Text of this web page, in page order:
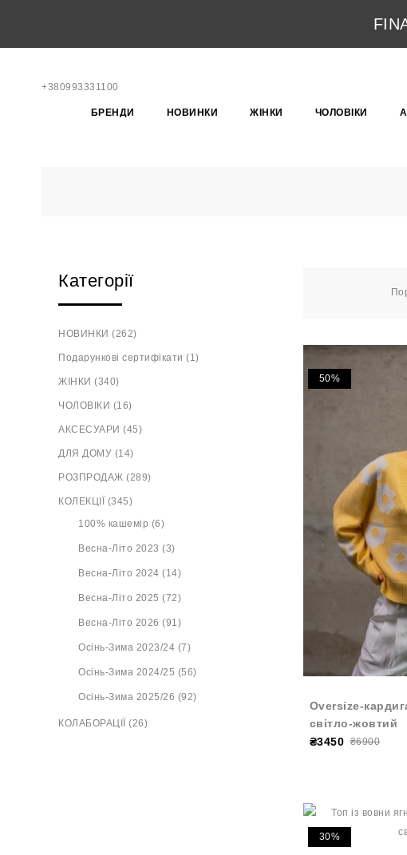
БРЕНДИ НОВИНКИ ЖІНКИ ЧОЛОВІКИ
+380993331100
Категорії
НОВИНКИ (262)
Подарункові сертифікати (1)
ЖІНКИ (340)
ЧОЛОВІКИ (16)
АКСЕСУАРИ (45)
ДЛЯ ДОМУ (14)
РОЗПРОДАЖ (289)
КОЛЕКЦІЇ (345)
100% кашемір (6)
Весна-Літо 2023 (3)
Весна-Літо 2024 (14)
Весна-Літо 2025 (72)
Весна-Літо 2026 (91)
Осінь-Зима 2023/24 (7)
Осінь-Зима 2024/25 (56)
Осінь-Зима 2025/26 (92)
КОЛАБОРАЦІЇ (26)
50%
Oversize-
світло-жовтий
₴3450 ₴6900
30%